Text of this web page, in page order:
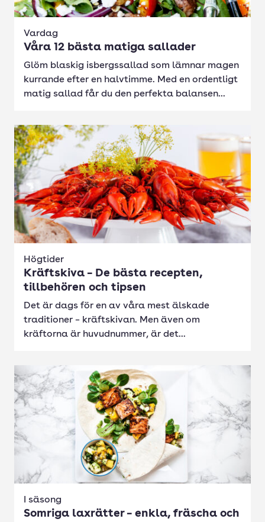
Vardag
Våra 12 bästa matiga sallader
Glöm blaskig isbergssallad som lämnar magen
kurrande efter en halvtimme. Med en ordentligt
matig sallad får du den perfekta balansen...
Högtider
Kräftskiva – De bästa recepten,
tillbehören och tipsen
Det är dags för en av våra mest älskade
traditioner – kräftskivan. Men även om
kräftorna är huvudnummer, är det...
I säsong
Somriga laxrätter – enkla, fräscha och